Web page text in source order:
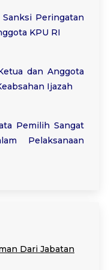
Peringatan
KPU RI
dan Anggota
Ijazah
Pemilih Sangat
Pelaksanaan
Dari Jabatan